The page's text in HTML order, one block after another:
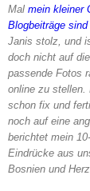
Mal mein kleiner
Blogbeiträge
Janis stolz, und
doch nicht auf
passende Fotos
online zu stellen.
schon fix und
noch auf eine
berichtet mein
Eindrücke aus
Bosnien und